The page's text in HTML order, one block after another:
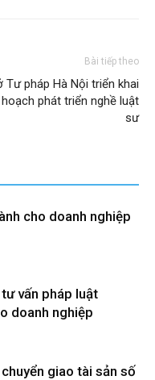
Bài tiếp theo
Tư pháp Hà Nội triển khai
phát triển nghề luật
sư
cho doanh nghiệp
vấn pháp luật
doanh nghiệp
giao tài sản số